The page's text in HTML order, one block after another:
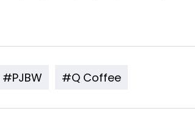
#PJBW #Q Coffee